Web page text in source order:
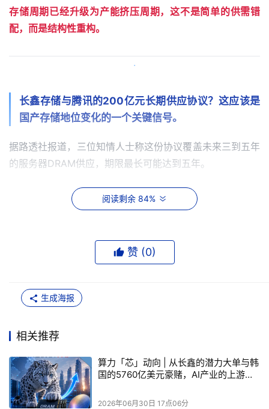
存储周期已经升级为产能挤压周期，这不是简单的供需错
配，而是结构性重构。
·
长鑫存储与腾讯的200亿元长期供应协议？这应该是
国产存储地位变化的一个关键信号。
据路透社报道，三位知情人士称这份协议覆盖未来三到五年
的服务器DRAM供应，期限最长可能达到五年。
长鑫还在与阿里、字节、小米等中国互联网巨
头洽谈类似合作。
定上游产能，这种深度绑定过去是
似乎也有机会拿到入场券。
再者，腾讯是中国最大的云服务商之一，其AI大模型混元、
视频号算力底座、企业微信与游戏服务器对DRAM的需求是
带宽同步扩张，因为再强的算力芯片也需要足够的内存带宽
来喂饱数据。
阅读剩余 84%
赞 (0)
生成海报
相关推荐
算力「芯」动向 | 从长鑫的潜力大单与韩
国的5760亿美元豪赌，AI产业的上游正
转移
2026年06月30日 17点06分